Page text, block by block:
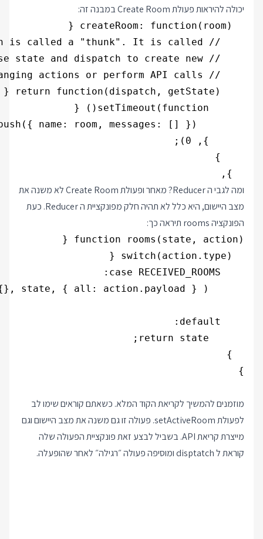
יכולה להיראות פעולת Create Room במבנה זה:
  },
ומה לגבי ה Reducer? מאחר ופעולת Create Room לא משנה את
מצב היישום, היא כלל לא תהיה חלק מפונקציית ה Reducer. כעת
הפונקציה rooms תיראה כך:
}
מוזמנים להמשיך לקריאת הקוד המלא. כשאתם קוראים שימו לב
לפעולת setActiveRoom. פעולה זו גם משנה את מצב היישום וגם
מייצרת קריאת API. בשביל לבצע זאת פונקציית הפעולה שלה
קוראת ל disptatch ומוסיפה פעולה ״רגילה״ לאחר שהופעלה.